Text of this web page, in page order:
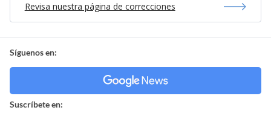
Revisa nuestra página de correcciones
Síguenos en:
Suscríbete en: